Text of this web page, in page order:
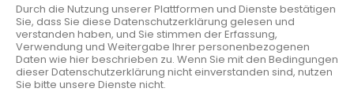
Durch die Nutzung unserer Plattformen und Dienste bestätigen
Sie, dass Sie diese Datenschutzerklärung gelesen und
verstanden haben, und Sie stimmen der Erfassung,
Verwendung und Weitergabe Ihrer personenbezogenen
Daten wie hier beschrieben zu. Wenn Sie mit den Bedingungen
dieser Datenschutzerklärung nicht einverstanden sind, nutzen
Sie bitte unsere Dienste nicht.